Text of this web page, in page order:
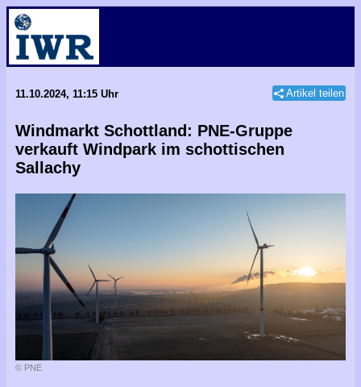
11.10.2024, 11:15 Uhr Artikel teilen
Windmarkt Schottland: PNE-Gruppe
verkauft Windpark im schottischen
Sallachy
© PNE